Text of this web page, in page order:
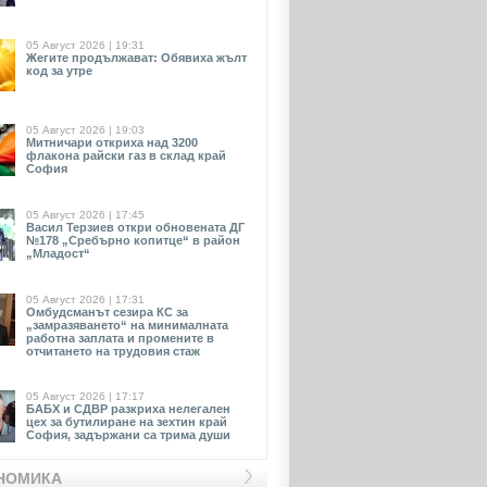
05 Август 2026 | 19:31
Жегите продължават: Обявиха жълт
код за утре
05 Август 2026 | 19:03
Митничари откриха над 3200
флакона райски газ в склад край
София
05 Август 2026 | 17:45
Васил Терзиев откри обновената ДГ
№178 „Сребърно копитце“ в район
„Младост“
05 Август 2026 | 17:31
Омбудсманът сезира КС за
„замразяването“ на минималната
работна заплата и промените в
отчитането на трудовия стаж
05 Август 2026 | 17:17
БАБХ и СДВР разкриха нелегален
цех за бутилиране на зехтин край
София, задържани са трима души